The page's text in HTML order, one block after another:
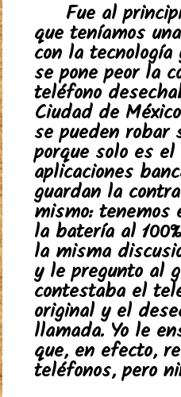
Fue al
que teníamos
con la tecnología
se pone peor la
teléfono
Ciudad de
se pueden robar
porque solo es
aplicaciones
guardan la
mismo:
la batería al
la misma
y le pregunto al
contestaba el
original y el
llamada. Yo le
que, en efecto,
teléfonos, pero